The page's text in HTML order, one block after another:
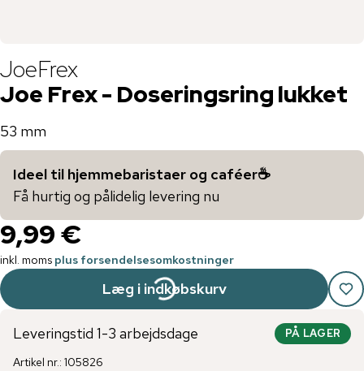
JoeFrex
Joe Frex - Doseringsring lukket
53 mm
Ideel til hjemmebaristaer og caféer☕️
Få hurtig og pålidelig levering nu
9,99 €
inkl. moms plus forsendelsesomkostninger
Læg i indkøbskurv
Leveringstid 1-3 arbejdsdage PÅ LAGER
Artikel nr.: 105826